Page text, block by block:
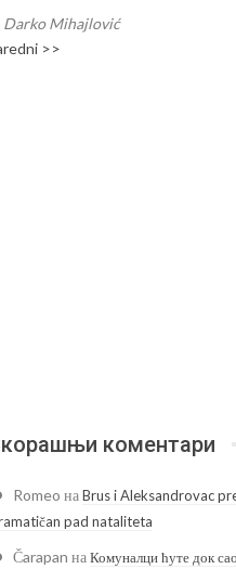
Darko Mihajlović
>>
коментари
Romeo наBrus i Aleksandrovac
pad nataliteta
Čarapan наКомуналци ћуте док